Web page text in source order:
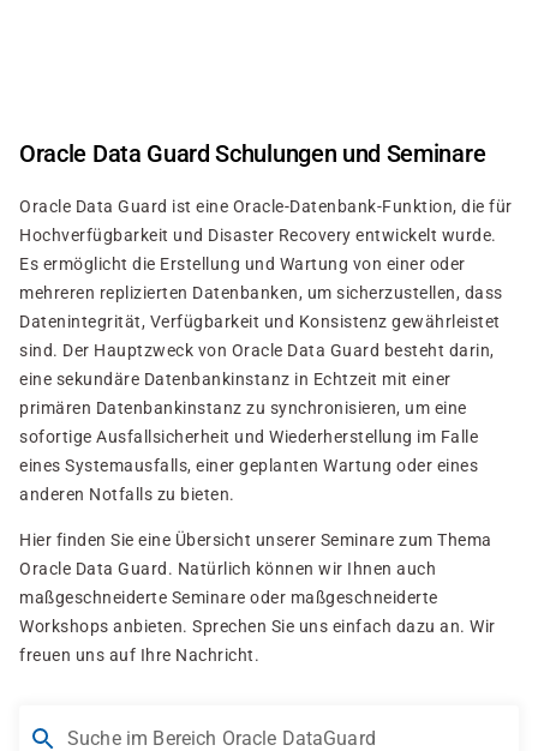
Oracle Data Guard Schulungen und Seminare
Oracle Data Guard ist eine Oracle-Datenbank-Funktion, die für
Hochverfügbarkeit und Disaster Recovery entwickelt wurde.
Es ermöglicht die Erstellung und Wartung von einer oder
mehreren replizierten Datenbanken, um sicherzustellen, dass
Datenintegrität, Verfügbarkeit und Konsistenz gewährleistet
sind. Der Hauptzweck von Oracle Data Guard besteht darin,
eine sekundäre Datenbankinstanz in Echtzeit mit einer
primären Datenbankinstanz zu synchronisieren, um eine
sofortige Ausfallsicherheit und Wiederherstellung im Falle
eines Systemausfalls, einer geplanten Wartung oder eines
anderen Notfalls zu bieten.
Hier finden Sie eine Übersicht unserer Seminare zum Thema
Oracle Data Guard. Natürlich können wir Ihnen auch
maßgeschneiderte Seminare oder maßgeschneiderte
Workshops anbieten. Sprechen Sie uns einfach dazu an. Wir
freuen uns auf Ihre Nachricht.
Suche im Bereich Oracle DataGuard